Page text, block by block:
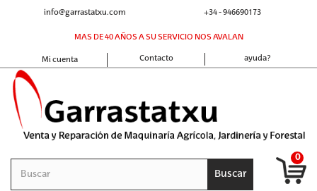
+34 - 946690173
info@garrastatxu.com
MAS DE 40 AÑOS A SU SERVICIO NOS AVALAN
ayuda?
Contacto
Mi cuenta
Buscar
0